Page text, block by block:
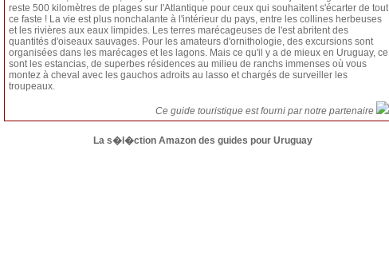
reste 500 kilomètres de plages sur l'Atlantique pour ceux qui souhaitent s'écarter de tout
ce faste ! La vie est plus nonchalante à l'intérieur du pays, entre les collines herbeuses
et les rivières aux eaux limpides. Les terres marécageuses de l'est abritent des
quantités d'oiseaux sauvages. Pour les amateurs d'ornithologie, des excursions sont
organisées dans les marécages et les lagons. Mais ce qu'il y a de mieux en Uruguay, ce
sont les estancias, de superbes résidences au milieu de ranchs immenses où vous
montez à cheval avec les gauchos adroits au lasso et chargés de surveiller les
troupeaux.
Ce guide touristique est fourni par notre partenaire
La s�l�ction Amazon des guides pour Uruguay